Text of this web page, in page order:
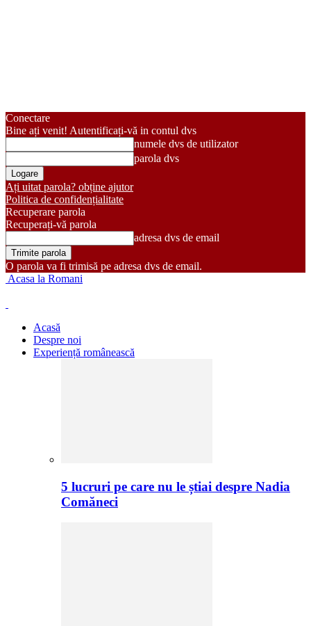
Conectare
Bine ați venit! Autentificați-vă in contul dvs
numele dvs de utilizator
parola dvs
Ați uitat parola? obține ajutor
Politica de confidențialitate
Recuperare parola
Recuperați-vă parola
adresa dvs de email
O parola va fi trimisă pe adresa dvs de email.
Acasa la Romani
Acasă
Despre noi
Experiență românească
5 lucruri pe care nu le știai despre Nadia
Comăneci